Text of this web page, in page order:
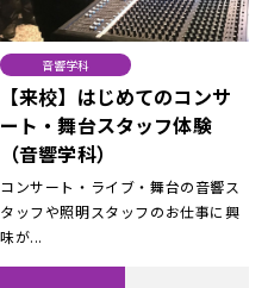
音響学科
【来校】はじめてのコンサ
ート・舞台スタッフ体験
（音響学科）
コンサート・ライブ・舞台の音響ス
タッフや照明スタッフのお仕事に興
味が...